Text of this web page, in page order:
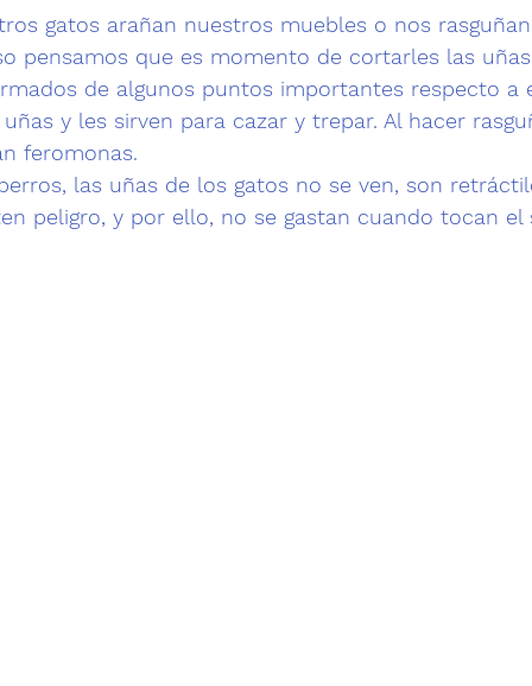
gatos arañan nuestros muebles o nos
pensamos que es momento de cortarles las
de algunos puntos importantes respecto a
y les sirven para cazar y trepar. Al hacer
feromonas.
las uñas de los gatos no se ven, son
peligro, y por ello, no se gastan cuando tocan